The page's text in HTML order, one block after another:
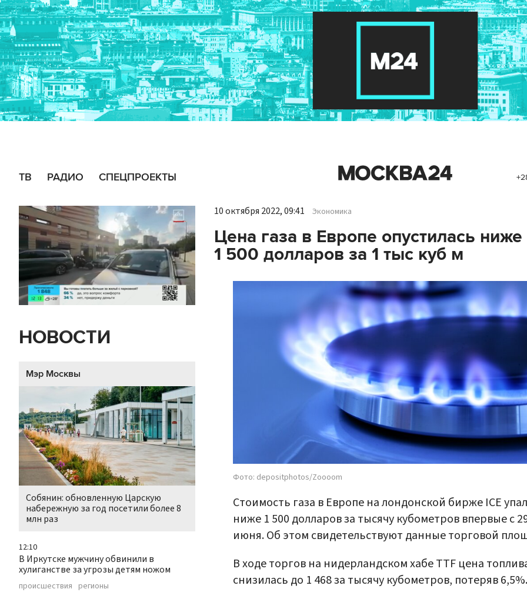
ТВ РАДИО СПЕЦПРОЕКТЫ
НОВОСТИ
Мэр Москвы
Собянин: обновленную Царскую
набережную за год посетили более 8
млн раз
12:10
В Иркутске мужчину обвинили в
хулиганстве за угрозы детям ножом
происшествия регионы
10 октября 2022, 09:41 Экономика
Цена газа в Европе опустилась ниже
1 500 долларов за 1 тыс куб м
Фото: depositphotos/Zoooom
Стоимость газа в Европе на лондонской бирже ICE
ниже 1 500 долларов за тысячу кубометров впервые с
июня. Об этом свидетельствуют данные торговой
В ходе торгов на нидерландском хабе TTF цена
снизилась до 1 468 за тысячу кубометров, потеряв 6,5%.